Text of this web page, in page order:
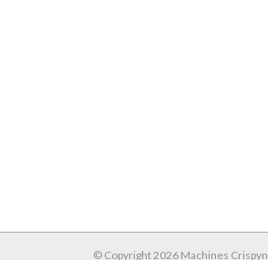
© Copyright 2026 Machines Crispyn